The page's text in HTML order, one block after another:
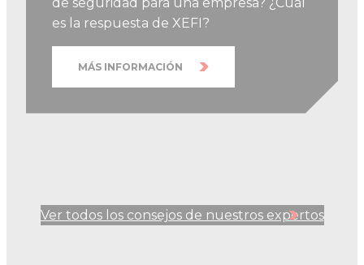
es la respuesta de XEFI?
MÁS INFORMACIÓN
Ver todos los consejos de nuestros expertos